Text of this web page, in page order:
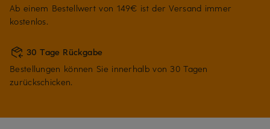
Ab einem Bestellwert von 149€ ist der Versand immer
kostenlos.
30 Tage Rückgabe
Bestellungen können Sie innerhalb von 30 Tagen
zurückschicken.